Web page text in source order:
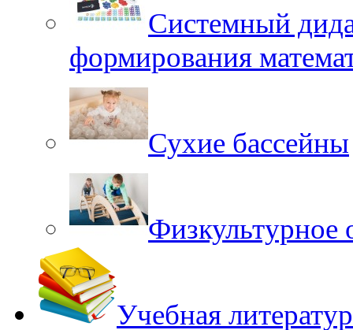
Системный
формирования
Сухие бассейны
Физкультурное
Учебная